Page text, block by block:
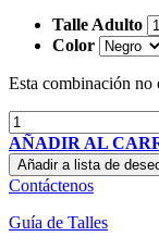
Talle Adulto
Color
Esta combinación no
AÑADIR AL
Añadir a lista de
Contáctenos
Guía de Talles